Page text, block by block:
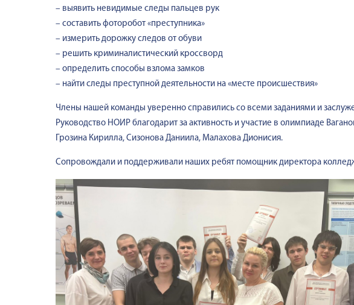
– выявить невидимые следы пальцев рук
– составить фоторобот «преступника»
– измерить дорожку следов от обуви
– решить криминалистический кроссворд
– определить способы взлома замков
– найти следы преступной деятельности на «месте происшествия»
Члены нашей команды уверенно справились со всеми заданиями и
Руководство НОИР благодарит за активность и участие в олимпиаде
Грозина Кирилла, Сизонова Даниила, Малахова Дионисия.
Сопровождали и поддерживали наших ребят помощник директора